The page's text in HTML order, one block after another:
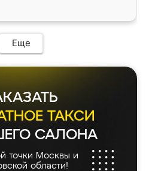
Еще
ТАКСИ
САЛОНА
точки Москвы и
области!